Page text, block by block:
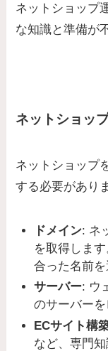
ネットショップ
な知識と準備が
ネットショッ
ネットショップ
する必要があり
ドメイン: ネ
を取得しま
合った名前を
サーバー: ウ
のサーバーを
ECサイト構
など、専門